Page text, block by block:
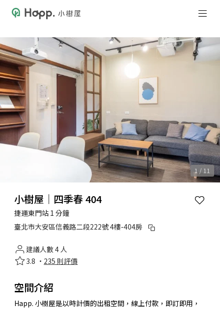
1 / 11
小樹屋｜四季春 404
捷運東門站 1 分鐘
臺北市大安區信義路二段222號 4樓-404房
建議人數 4 人
3.8 · 235 則評價
空間介紹
Happ. 小樹屋是以時計價的出租空間，線上付款，即訂即用，